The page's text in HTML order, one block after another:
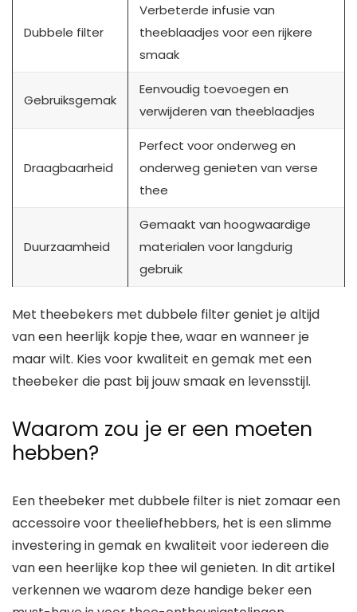
Dubbele filter
Verbeterde infusie van
theeblaadjes voor een rijkere
smaak
Gebruiksgemak
Eenvoudig toevoegen en
verwijderen van theeblaadjes
Draagbaarheid
Perfect voor onderweg en
onderweg genieten van verse
thee
Duurzaamheid
Gemaakt van hoogwaardige
materialen voor langdurig
gebruik
Met theebekers met dubbele filter geniet je altijd
van een heerlijk kopje thee, waar en wanneer je
maar wilt. Kies voor kwaliteit en gemak met een
theebeker die past bij jouw smaak en levensstijl.
Waarom zou je er een moeten
hebben?
Een theebeker met dubbele filter is niet zomaar een
accessoire voor theeliefhebbers, het is een slimme
investering in gemak en kwaliteit voor iedereen die
van een heerlijke kop thee wil genieten. In dit artikel
verkennen we waarom deze handige beker een